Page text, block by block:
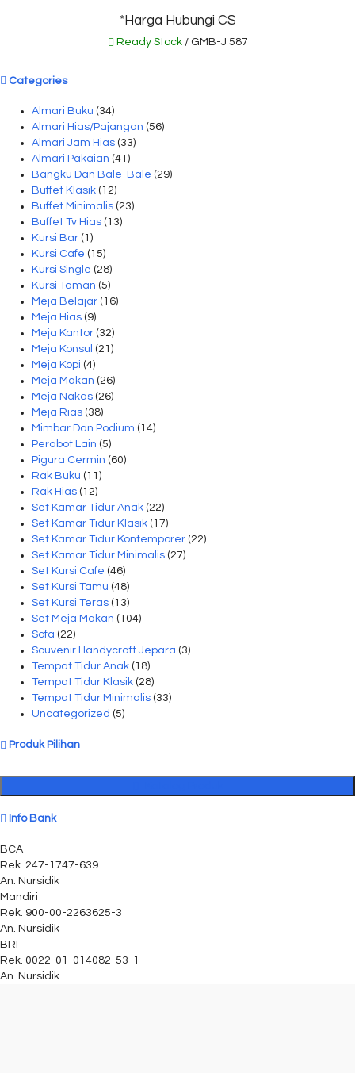
*Harga Hubungi CS
Ready Stock/ GMB-J 587
Categories
Almari Buku (34)
Almari Hias/Pajangan (56)
Almari Jam Hias (33)
Almari Pakaian (41)
Bangku Dan Bale-Bale (29)
Buffet Klasik (12)
Buffet Minimalis (23)
Buffet Tv Hias (13)
Kursi Bar (1)
Kursi Cafe (15)
Kursi Single (28)
Kursi Taman (5)
Meja Belajar (16)
Meja Hias (9)
Meja Kantor (32)
Meja Konsul (21)
Meja Kopi (4)
Meja Makan (26)
Meja Nakas (26)
Meja Rias (38)
Mimbar Dan Podium (14)
Perabot Lain (5)
Pigura Cermin (60)
Rak Buku (11)
Rak Hias (12)
Set Kamar Tidur Anak (22)
Set Kamar Tidur Klasik (17)
Set Kamar Tidur Kontemporer (22)
Set Kamar Tidur Minimalis (27)
Set Kursi Cafe (46)
Set Kursi Tamu (48)
Set Kursi Teras (13)
Set Meja Makan (104)
Sofa (22)
Souvenir Handycraft Jepara (3)
Tempat Tidur Anak (18)
Tempat Tidur Klasik (28)
Tempat Tidur Minimalis (33)
Uncategorized (5)
Produk Pilihan
Info Bank
BCA
Rek. 247-1747-639
An. Nursidik
Mandiri
Rek. 900-00-2263625-3
An. Nursidik
BRI
Rek. 0022-01-014082-53-1
An. Nursidik